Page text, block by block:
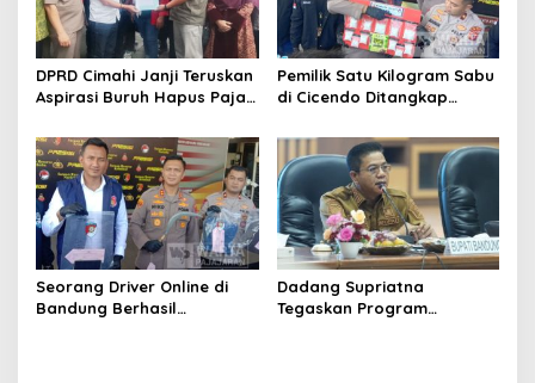
DPRD Cimahi Janji Teruskan
Aspirasi Buruh Hapus Pajak
dan DPR
Pemilik Satu Kilogram Sabu
di Cicendo Ditangkap
Seorang Driver Online di
Bandung Berhasil
Dadang Supriatna
Tegaskan Program